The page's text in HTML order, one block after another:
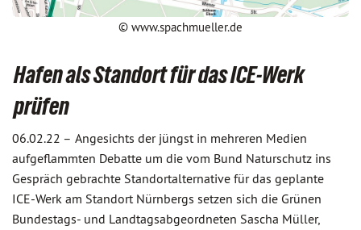
© www.spachmueller.de
Hafen als Standort für das ICE-Werk
prüfen
06.02.22 – Angesichts der jüngst in mehreren Medien
aufgeflammten Debatte um die vom Bund Naturschutz ins
Gespräch gebrachte Standortalternative für das geplante
ICE-Werk am Standort Nürnbergs setzen sich die Grünen
Bundestags- und Landtagsabgeordneten Sascha Müller,